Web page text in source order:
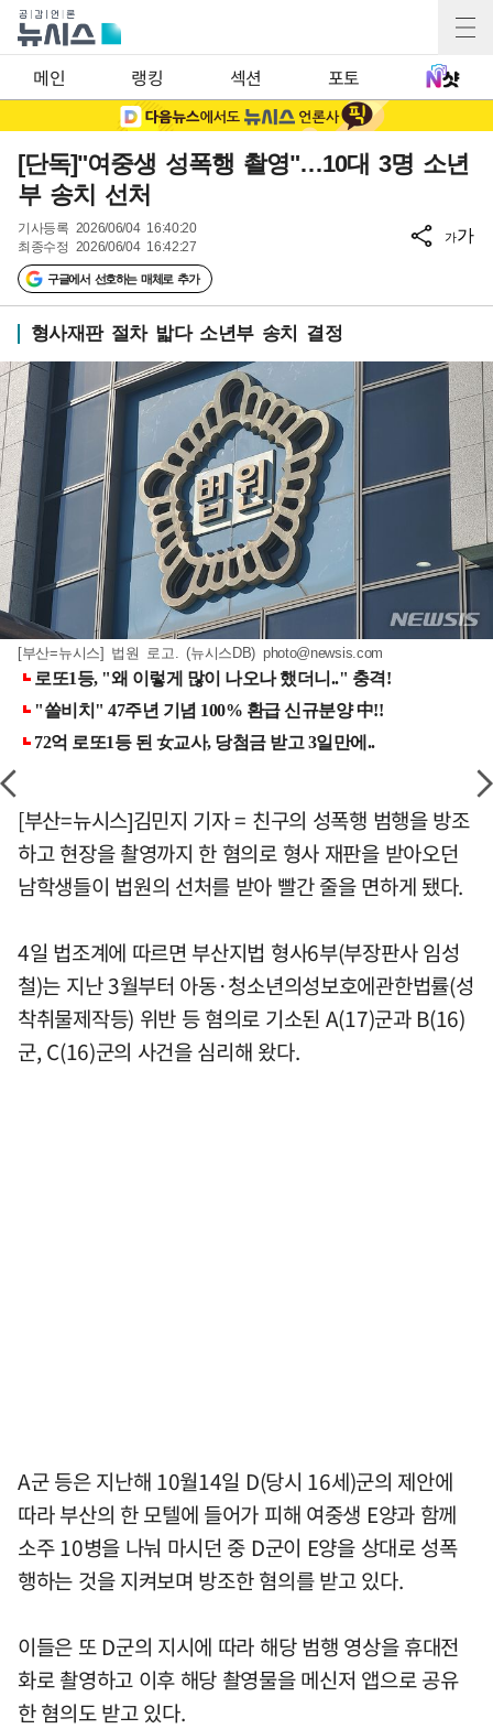
메인 랭킹 섹션 포토
[단독]"여중생 성폭행 촬영"…10대 3명 소년
부 송치 선처
기사등록 2026/06/04 16:40:20
최종수정 2026/06/04 16:42:27
구글에서 선호하는 매체로 추가
가가
형사재판 절차 밟다 소년부 송치 결정
[부산=뉴시스] 법원 로고. (뉴시스DB) photo@newsis.com
[부산=뉴시스]김민지 기자 = 친구의 성폭행 범행을 방조
하고 현장을 촬영까지 한 혐의로 형사 재판을 받아오던
남학생들이 법원의 선처를 받아 빨간 줄을 면하게 됐다.
4일 법조계에 따르면 부산지법 형사6부(부장판사 임성
철)는 지난 3월부터 아동·청소년의성보호에관한법률(성
착취물제작등) 위반 등 혐의로 기소된 A(17)군과 B(16)
군, C(16)군의 사건을 심리해 왔다.
A군 등은 지난해 10월14일 D(당시 16세)군의 제안에
따라 부산의 한 모텔에 들어가 피해 여중생 E양과 함께
소주 10병을 나눠 마시던 중 D군이 E양을 상대로 성폭
행하는 것을 지켜보며 방조한 혐의를 받고 있다.
이들은 또 D군의 지시에 따라 해당 범행 영상을 휴대전
화로 촬영하고 이후 해당 촬영물을 메신저 앱으로 공유
한 혐의도 받고 있다.